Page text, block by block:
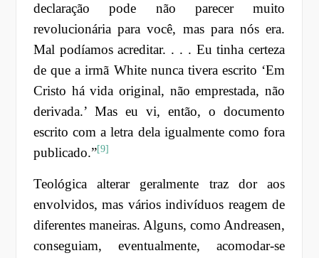
declaração pode não parecer muito
revolucionária para você, mas para nós era.
Mal podíamos acreditar. . . . Eu tinha certeza
de que a irmã White nunca tivera escrito ‘Em
Cristo há vida original, não emprestada, não
derivada.’ Mas eu vi, então, o documento
escrito com a letra dela igualmente como fora
publicado.”[9]
Teológica alterar geralmente traz dor aos
envolvidos, mas vários indivíduos reagem de
diferentes maneiras. Alguns, como Andreasen,
conseguiam, eventualmente, acomodar-se